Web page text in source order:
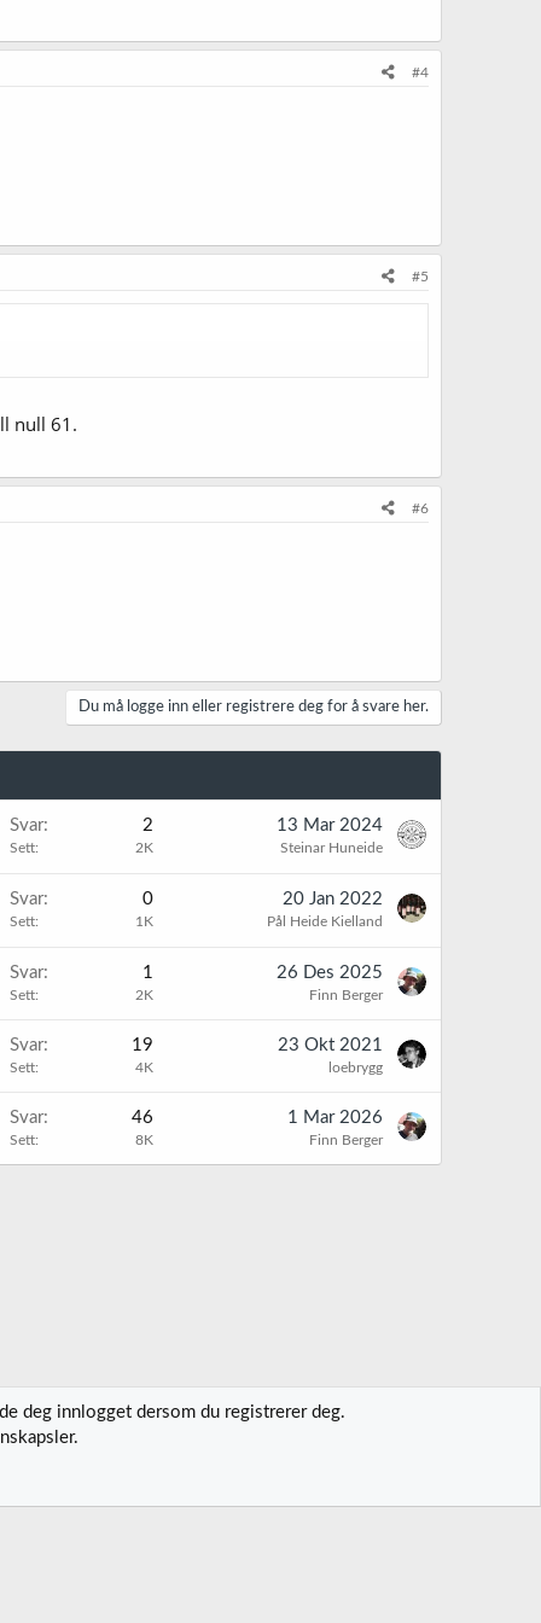
#4
#5
null 61.
#6
Du må logge inn eller registrere deg for å svare her.
Svar 2
Sett 2K
13 Mar 2024
Steinar Huneide
Svar 0
Sett 1K
20 Jan 2022
Pål Heide Kielland
Svar 1
Sett 2K
26 Des 2025
Finn Berger
Svar 19
Sett 4K
23 Okt 2021
loebrygg
Svar 46
Sett 8K
1 Mar 2026
Finn Berger
oss Vilkår og regler
deg innlogget dersom du registrerer deg.